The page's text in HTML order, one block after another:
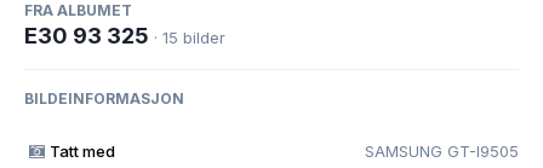
FRA ALBUMET
E30 93 325 · 15 bilder
BILDEINFORMASJON
Tatt med SAMSUNG GT-I9505